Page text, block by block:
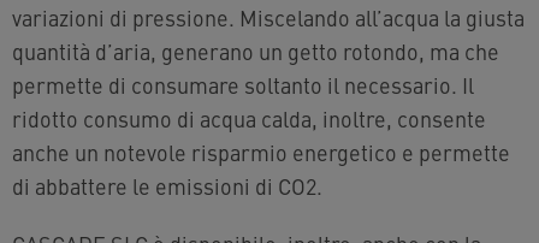
variazioni di pressione. Miscelando all’acqua la giusta
quantità d’aria, generano un getto rotondo, ma che
permette di consumare soltanto il necessario. Il
ridotto consumo di acqua calda, inoltre, consente
anche un notevole risparmio energetico e permette
di abbattere le emissioni di CO2.